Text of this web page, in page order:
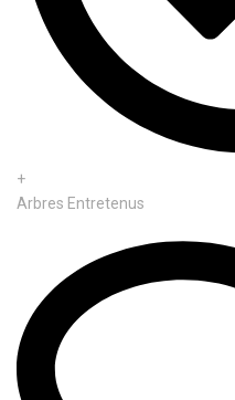
+
Arbres Entretenus